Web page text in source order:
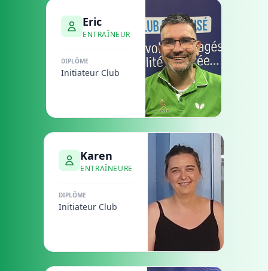
Eric
ENTRAÎNEUR
DIPLÔME
Initiateur Club
Karen
ENTRAÎNEURE
DIPLÔME
Initiateur Club